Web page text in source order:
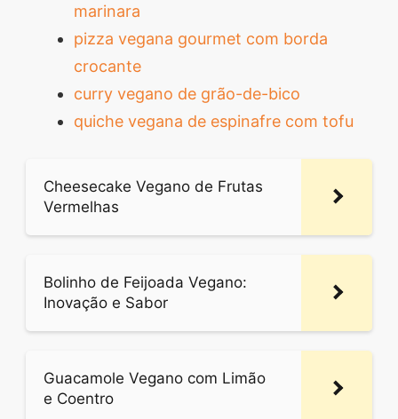
marinara
pizza vegana gourmet com borda
crocante
curry vegano de grão-de-bico
quiche vegana de espinafre com tofu
Cheesecake Vegano de Frutas
Vermelhas
Bolinho de Feijoada Vegano:
Inovação e Sabor
Guacamole Vegano com Limão
e Coentro